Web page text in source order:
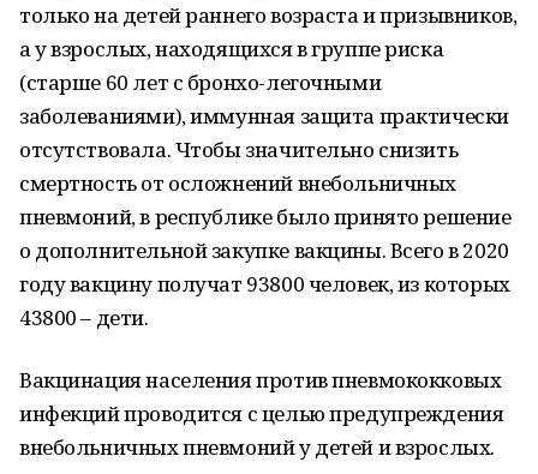
только на детей раннего возраста и призывников,
а у взрослых, находящихся в группе риска
(старше 60 лет с бронхо-легочными
заболеваниями), иммунная защита практически
отсутствовала. Чтобы значительно снизить
смертность от осложнений внебольничных
пневмоний, в республике было принято решение
о дополнительной закупке вакцины. Всего в 2020
году вакцину получат 93800 человек, из которых
43800 – дети.
Вакцинация населения против пневмококковых
инфекций проводится с целью предупреждения
внебольничных пневмоний у детей и взрослых.